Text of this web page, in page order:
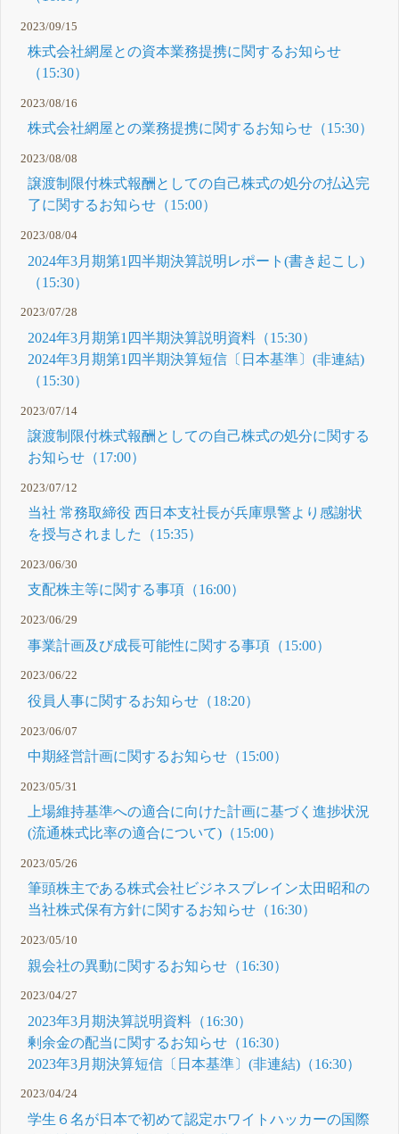
2023/09/15
株式会社網屋との資本業務提携に関するお知らせ
（15:30）
2023/08/16
株式会社網屋との業務提携に関するお知らせ（15:30）
2023/08/08
譲渡制限付株式報酬としての自己株式の処分の払込完
了に関するお知らせ（15:00）
2023/08/04
2024年3月期第1四半期決算説明レポート(書き起こし)
（15:30）
2023/07/28
2024年3月期第1四半期決算説明資料（15:30）
2024年3月期第1四半期決算短信〔日本基準〕(非連結)
（15:30）
2023/07/14
譲渡制限付株式報酬としての自己株式の処分に関する
お知らせ（17:00）
2023/07/12
当社 常務取締役 西日本支社長が兵庫県警より感謝状
を授与されました（15:35）
2023/06/30
支配株主等に関する事項（16:00）
2023/06/29
事業計画及び成長可能性に関する事項（15:00）
2023/06/22
役員人事に関するお知らせ（18:20）
2023/06/07
中期経営計画に関するお知らせ（15:00）
2023/05/31
上場維持基準への適合に向けた計画に基づく進捗状況
(流通株式比率の適合について)（15:00）
2023/05/26
筆頭株主である株式会社ビジネスブレイン太田昭和の
当社株式保有方針に関するお知らせ（16:30）
2023/05/10
親会社の異動に関するお知らせ（16:30）
2023/04/27
2023年3月期決算説明資料（16:30）
剰余金の配当に関するお知らせ（16:30）
2023年3月期決算短信〔日本基準〕(非連結)（16:30）
2023/04/24
学生６名が日本で初めて認定ホワイトハッカーの国際